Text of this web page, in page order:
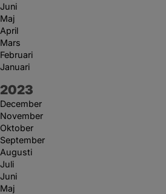
Juni
Maj
April
Mars
Februari
Januari
År:
2023
December
November
Oktober
September
Augusti
Juli
Juni
Maj